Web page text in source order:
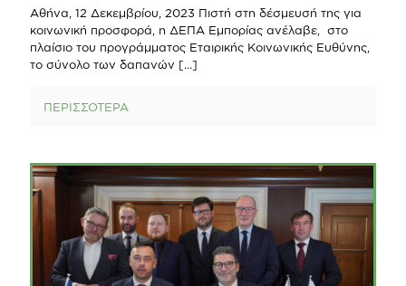
Αθήνα, 12 Δεκεμβρίου, 2023 Πιστή στη δέσμευσή της για
κοινωνική προσφορά, η ΔΕΠΑ Εμπορίας ανέλαβε, στο
πλαίσιο του προγράμματος Εταιρικής Κοινωνικής Ευθύνης,
το σύνολο των δαπανών […]
ΠΕΡΙΣΣΟΤΕΡΑ